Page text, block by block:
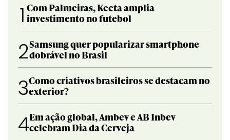
1 Com Palmeiras, Keeta amplia
investimento no futebol
2Samsung quer popularizar smartphone
dobrável no Brasil
3Como criativos brasileiros se destacam no
exterior?
4Em ação global, Ambev e AB Inbev
celebram Dia da Cerveja